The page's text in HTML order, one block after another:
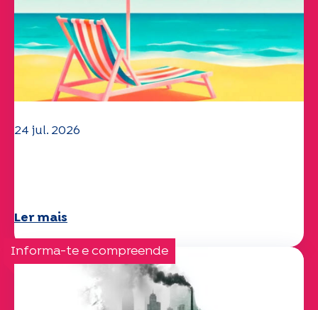
24 jul. 2026
Ler mais
Informa-te e compreende